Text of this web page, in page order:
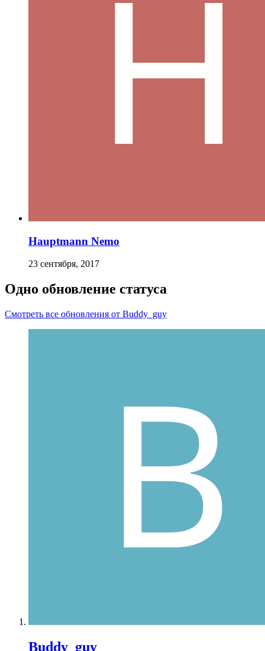
Hauptmann Nemo
23 сентября, 2017
Одно обновление статуса
Смотреть все обновления от Buddy_guy
Buddy_guy